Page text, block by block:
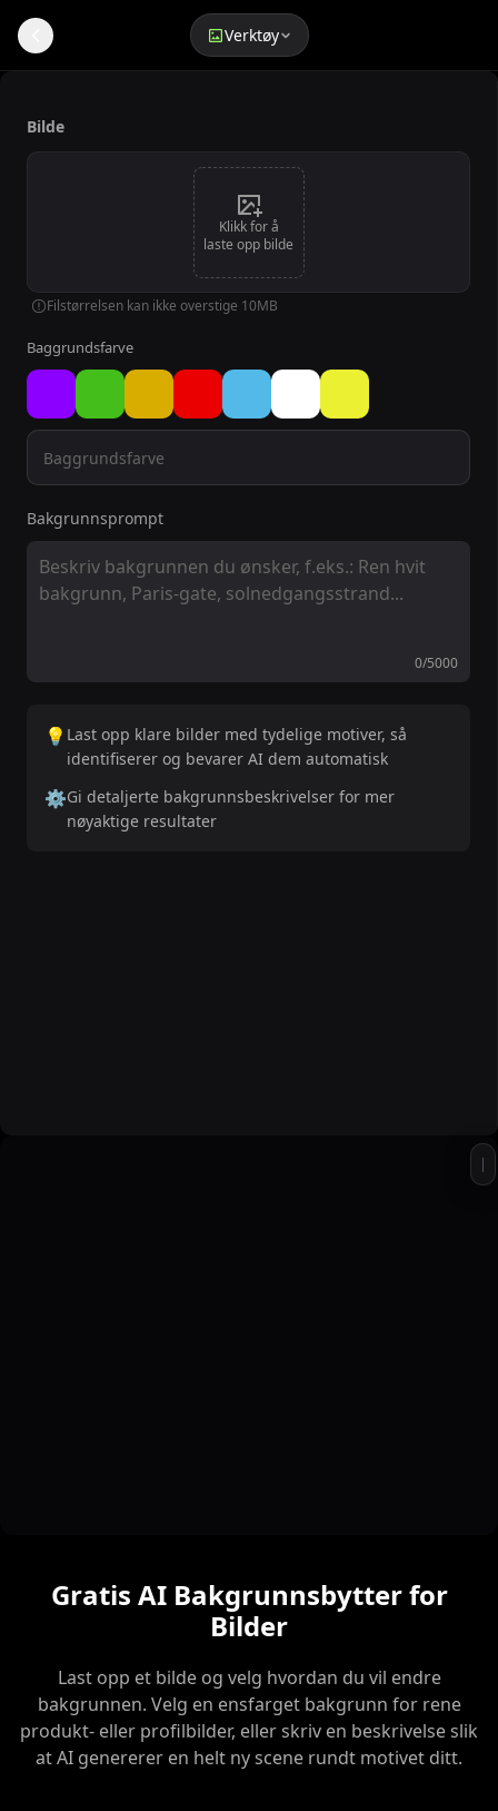
Verktøy
Bilde
Klikk for å
laste opp bilde
Filstørrelsen kan ikke overstige 10MB
Baggrundsfarve
Bakgrunnsprompt
0/5000
💡 Last opp klare bilder med tydelige motiver, så
identifiserer og bevarer AI dem automatisk
⚙️Gi detaljerte bakgrunnsbeskrivelser for mer
nøyaktige resultater
Gratis AI Bakgrunnsbytter for
Bilder
Last opp et bilde og velg hvordan du vil endre
bakgrunnen. Velg en ensfarget bakgrunn for rene
produkt- eller profilbilder, eller skriv en beskrivelse slik
at AI genererer en helt ny scene rundt motivet ditt.